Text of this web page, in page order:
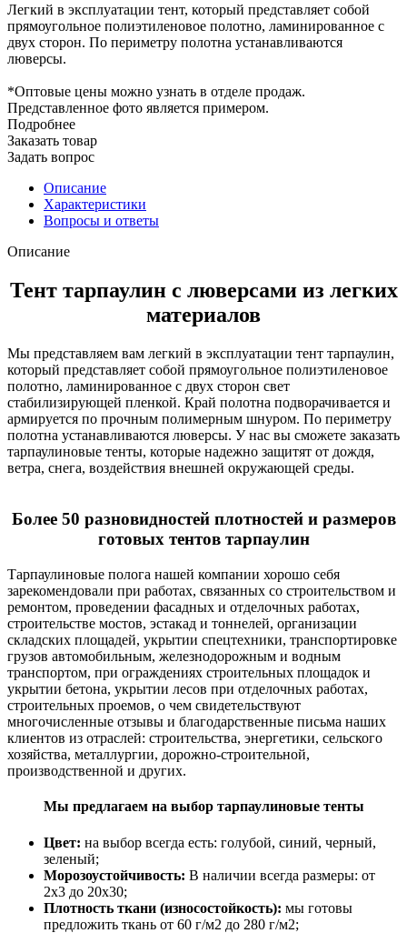
Легкий в эксплуатации тент, который представляет собой
прямоугольное полиэтиленовое полотно, ламинированное с
двух сторон. По периметру полотна устанавливаются
люверсы.
*Оптовые цены можно узнать в отделе продаж.
Представленное фото является примером.
Подробнее
Заказать товар
Задать вопрос
Описание
Характеристики
Вопросы и ответы
Описание
Тент тарпаулин с люверсами из легких
материалов
Мы представляем вам легкий в эксплуатации тент тарпаулин,
который представляет собой прямоугольное полиэтиленовое
полотно, ламинированное с двух сторон свет
стабилизирующей пленкой. Край полотна подворачивается и
армируется по прочным полимерным шнуром. По периметру
полотна устанавливаются люверсы. У нас вы сможете заказать
тарпаулиновые тенты, которые надежно защитят от дождя,
ветра, снега, воздействия внешней окружающей среды.
Более 50 разновидностей плотностей и размеров
готовых тентов тарпаулин
Тарпаулиновые полога нашей компании хорошо себя
зарекомендовали при работах, связанных со строительством и
ремонтом, проведении фасадных и отделочных работах,
строительстве мостов, эстакад и тоннелей, организации
складских площадей, укрытии спецтехники, транспортировке
грузов автомобильным, железнодорожным и водным
транспортом, при ограждениях строительных площадок и
укрытии бетона, укрытии лесов при отделочных работах,
строительных проемов, о чем свидетельствуют
многочисленные отзывы и благодарственные письма наших
клиентов из отраслей: строительства, энергетики, сельского
хозяйства, металлургии, дорожно-строительной,
производственной и других.
Мы предлагаем на выбор тарпаулиновые тенты
Цвет: на выбор всегда есть: голубой, синий, черный,
зеленый;
Морозоустойчивость: В наличии всегда размеры: от
2х3 до 20х30;
Плотность ткани (износостойкость): мы готовы
предложить ткань от 60 г/м2 до 280 г/м2;